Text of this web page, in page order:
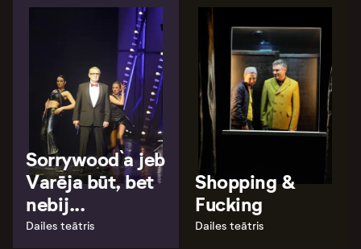
Sorrywood`a jeb
Varēja būt, bet
nebij...
Dailes teātris
Shopping &
Fucking
Dailes teātris